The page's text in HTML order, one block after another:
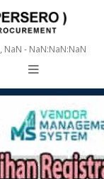
- NaN:NaN:NaN